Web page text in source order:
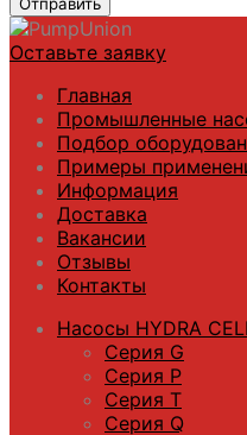
Оставьте заявку
Главная
Промышленные
Подбор
Примеры
Информация
Доставка
Вакансии
Отзывы
Контакты
Насосы HYDRA
Серия G
Серия P
Серия T
Серия Q